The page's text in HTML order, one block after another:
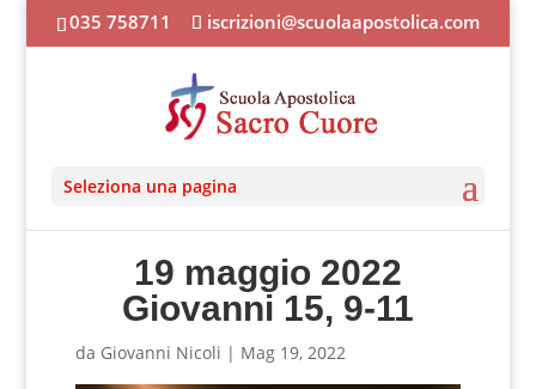
035 758711 iscrizioni@scuolaapostolica.com
Seleziona una pagina
19 maggio 2022
Giovanni 15, 9-11
da Giovanni Nicoli | Mag 19, 2022